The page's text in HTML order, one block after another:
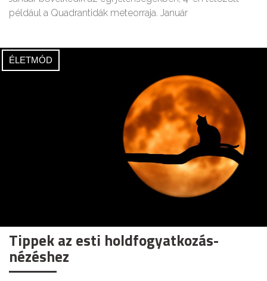
például a Quadrantidák meteorraja. Január
ÉLETMÓD
Tippek az esti holdfogyatkozás-
nézéshez